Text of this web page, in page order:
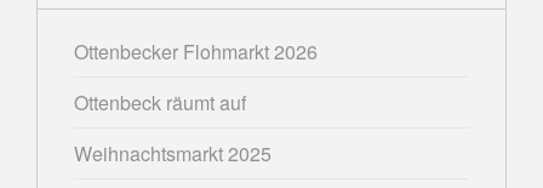
Ottenbecker Flohmarkt 2026
Ottenbeck räumt auf
Weihnachtsmarkt 2025